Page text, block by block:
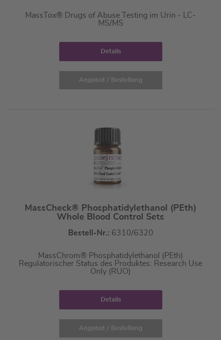
MassTox® Drugs of Abuse Testing im Urin - LC-
MS/MS
Details
Angebot / Bestellung
MassCheck® Phosphatidylethanol (PEth)
Whole Blood Control Sets
Bestell-Nr.: 6310/6320
MassChrom® Phosphatidylethanol (PEth)
Regulatorischer Status des Produktes: Research Use
Only (RUO)
Details
Angebot / Bestellung